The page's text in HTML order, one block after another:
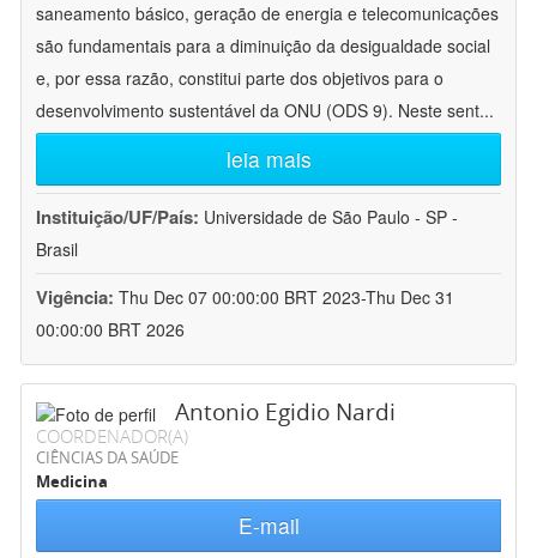
saneamento básico, geração de energia e telecomunicações
são fundamentais para a diminuição da desigualdade social
e, por essa razão, constitui parte dos objetivos para o
desenvolvimento sustentável da ONU (ODS 9). Neste sent...
leia mais
Instituição/UF/País: Universidade de São Paulo - SP -
Brasil
Vigência: Thu Dec 07 00:00:00 BRT 2023-Thu Dec 31
00:00:00 BRT 2026
Antonio Egidio Nardi
COORDENADOR(A)
CIÊNCIAS DA SAÚDE
Medicina
E-mail